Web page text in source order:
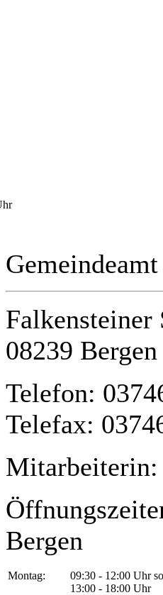
Falkensteiner
08239 Bergen
Telefon:
Telefax:
Mitarbeiterin:
Bergen
Montag:
09:30 - 12:00 Uhr
13:00 - 18:00 Uhr